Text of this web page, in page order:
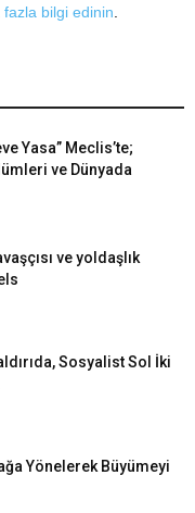
fazla bilgi edinin.
Yasa” Meclis’te;
ve Dünyada
ve yoldaşlık
Sosyalist Sol İki
Yönelerek Büyümeyi